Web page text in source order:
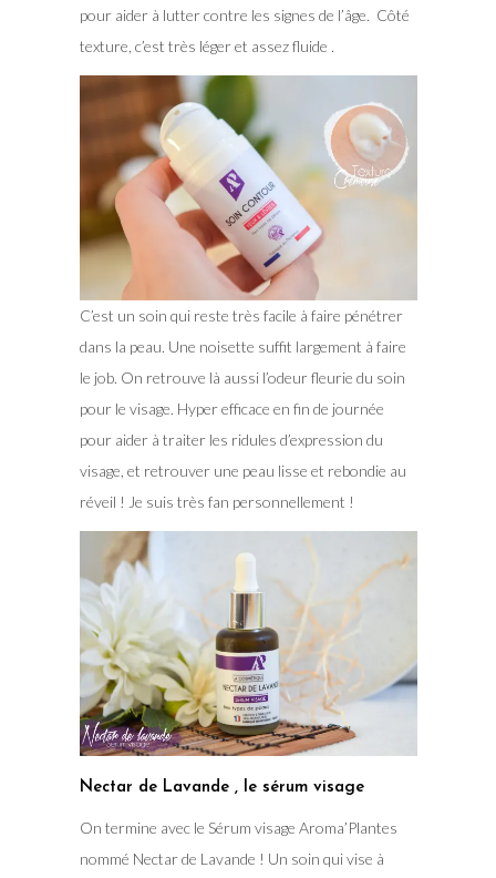
pour aider à lutter contre les signes de l’âge. Côté
texture, c’est très léger et assez fluide .
C’est un soin qui reste très facile à faire pénétrer
dans la peau. Une noisette suffit largement à faire
le job. On retrouve là aussi l’odeur fleurie du soin
pour le visage. Hyper efficace en fin de journée
pour aider à traiter les ridules d’expression du
visage, et retrouver une peau lisse et rebondie au
réveil ! Je suis très fan personnellement !
Nectar de Lavande , le sérum visage
On termine avec le Sérum visage Aroma’Plantes
nommé Nectar de Lavande ! Un soin qui vise à